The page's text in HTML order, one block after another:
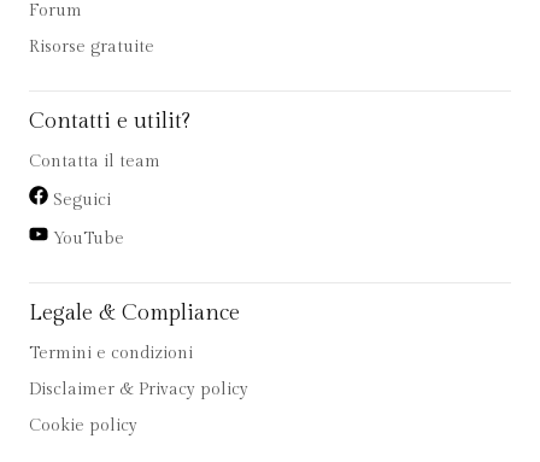
Forum
Risorse gratuite
Contatti e utilit?
Contatta il team
Seguici
YouTube
Legale & Compliance
Termini e condizioni
Disclaimer & Privacy policy
Cookie policy